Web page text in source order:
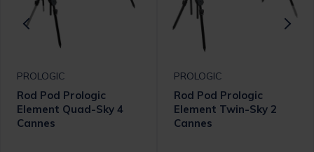
PROLOGIC
Rod Pod Prologic
Element Quad-Sky 4
Cannes
PROLOGIC
Rod Pod Prologic
Element Twin-Sky 2
Cannes